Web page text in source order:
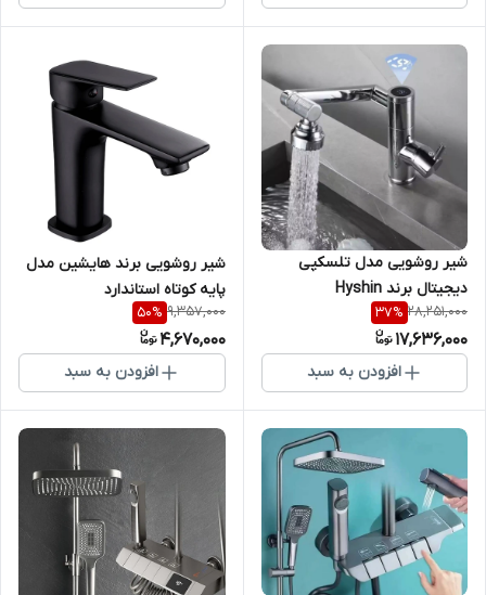
شیر روشویی مدل تلسکپی
دیجیتال برند Hyshin
28,251,000
37%
17,636,000
افزودن به سبد
شیر روشویی برند هایشین مدل
پایه کوتاه استاندارد
9,357,000
50%
4,670,000
افزودن به سبد